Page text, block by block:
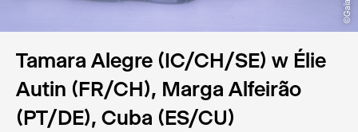
Tamara Alegre (IC/CH/SE) w Élie
Autin (FR/CH), Marga Alfeirão
(PT/DE), Cuba (ES/CU)